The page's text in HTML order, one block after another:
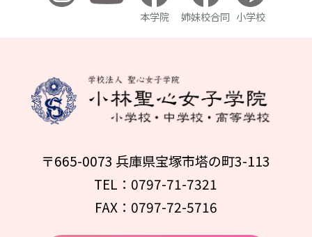
本学院 姉妹校合同 小学校
〒665-0073 兵庫県宝塚市塔の町3-113
TEL：0797-71-7321
FAX：0797-72-5716